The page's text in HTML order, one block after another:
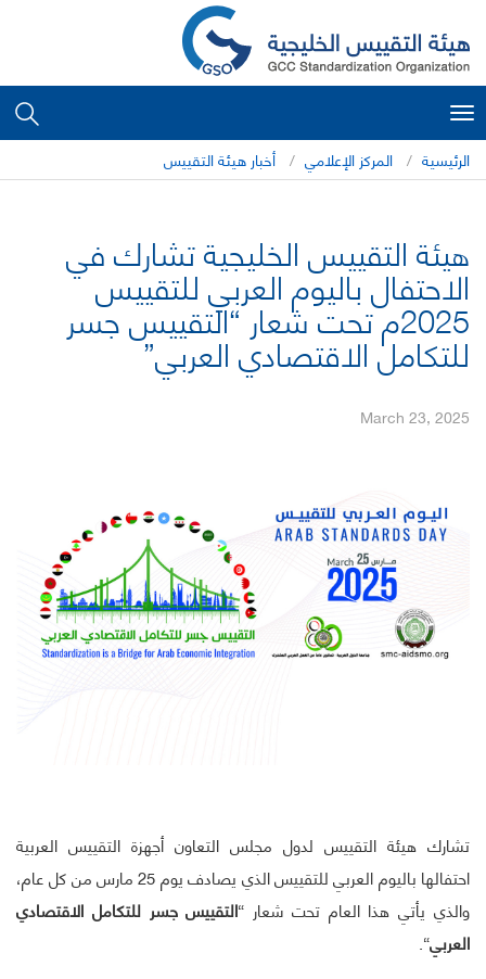
Toggle
navigation
الرئيسية المركز الإعلامي أخبار هيئة التقييس
هيئة التقييس الخليجية تشارك في
الاحتفال باليوم العربي للتقييس
2025م تحت شعار “التقييس جسر
للتكامل الاقتصادي العربي”
March 23, 2025
تشارك هيئة التقييس لدول مجلس التعاون أجهزة التقييس العربية
احتفالها باليوم العربي للتقييس الذي يصادف يوم 25 مارس من كل عام،
والذي يأتي هذا العام تحت شعار “التقييس جسر للتكامل الاقتصادي
العربي“.